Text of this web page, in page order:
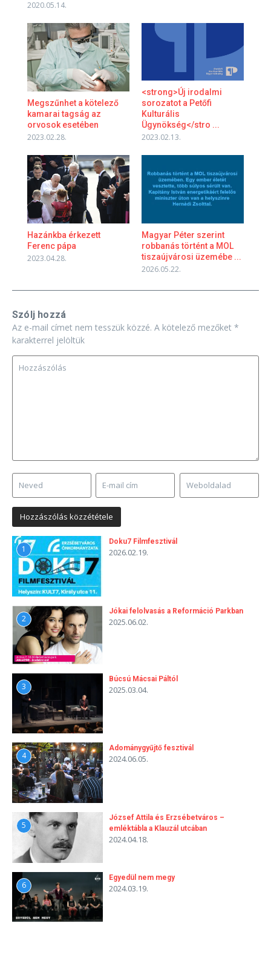
2020.05.14.
Megszűnhet a kötelező
kamarai tagság az
orvosok esetében
2023.02.28.
<strong>Új irodalmi
sorozatot a Petőfi
Kulturális
Ügynökség</stro ...
2023.02.13.
Hazánkba érkezett
Ferenc pápa
2023.04.28.
Magyar Péter szerint
robbanás történt a MOL
tiszaújvárosi üzemébe ...
2026.05.22.
Szólj hozzá
Az e-mail címet nem tesszük közzé. A kötelező mezőket *
karakterrel jelöltük
1
Doku7 Filmfesztivál
2026.02.19.
2
Jókai felolvasás a Reformáció Parkban
2025.06.02.
3
Búcsú Mácsai Páltól
2025.03.04.
4
Adománygyűjtő fesztivál
2024.06.05.
5
József Attila és Erzsébetváros –
emléktábla a Klauzál utcában
2024.04.18.
6
Egyedül nem megy
2024.03.19.